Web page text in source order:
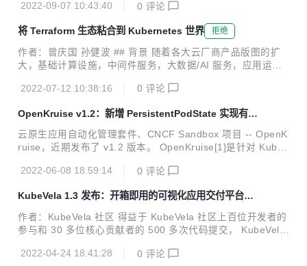
浏览器；增强的金丝雀发布；优化多环境应用交付工作流等。
进一步提升和打磨了 KubeVela 作为应用交付平台的高扩展性
体验。另外，社区也正式开始推动项目提级到 CNCF Incubati
on 阶段，同时在多次社区会议中听取了多个社区标杆用户的
实践分享，这也证明了社区的良性发展。项目的成熟度，采纳
贡献。 KubeVela 近一年来发布了五个大...
2022-09-07 10:43:40 0 评论
将 Terraform 生态粘合到 Kubernetes 世界 拒绝
作者：曾庆国 孙健波 ## 背景 随着各大云厂商产品版图的扩
大，基础计算设施，中间件服务，大数据/AI 服务，应用运维
也有不少企业基于不同云厂商的服务作为基础来建设自己的企
近年来盛行，其中 Terrafrom 更是成功得到了几乎所有的云厂
商的采纳和支持。以 Terrafrom 模型为核心的云服务 IaC 生
态已经形成。然而在 Kubernetes 大行其道的今天，IaC 被冠
以更广大的想象空间，Terraform IaC 能力和生态成果如果融
入 Kubernetes 世界，我们认为这...
2022-07-12 10:38:16 0 评论
OpenKruise v1.2：新增 PersistentPodState 实现有状
态 Pod 拓扑固定与 IP 复用
云原生应用自动化管理套件、CNCF Sandbox 项目 -- OpenK
ruise，近期发布了 v1.2 版本。 OpenKruise[1]是针对 Kuber
维、稳定性防护等领域。所有的功能都通过 CRD 等标准方式
单条 helm 命令即可完成 Kruise 的一键部署，无需更多配
置。 版本解析 在 v1.2 版本中，OpenKruise 提供了一个名为
PersistentPodState 的新 CRD 和控制器，在 CloneSet statu
2022-06-08 18:59:14 0 评论
KubeVela 1.3 发布：开箱即用的可视化应用交付平台引
入插件生态、权限认证、版本化等企业级新特性
作者：KubeVela 社区 得益于 KubeVela 社区上百位开发者的
参与和 30 多位核心贡献者的 500 多次代码提交， KubeVela
版本在 OAM 核心引擎（Vela Core），可视化应用交付平台
2022-04-24 18:41:28 0 评论